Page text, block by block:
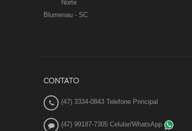
Norte
Blumenau - SC
CONTATO
(47) 3334-0843 Telefone Principal
(47) 99187-7305 Celular/WhatsApp